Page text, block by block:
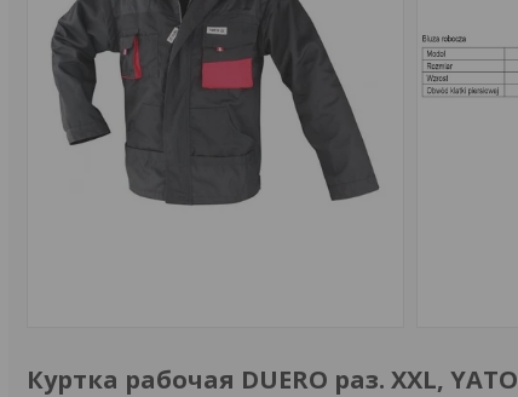
Куртка рабочая DUERO раз. XXL, YATO